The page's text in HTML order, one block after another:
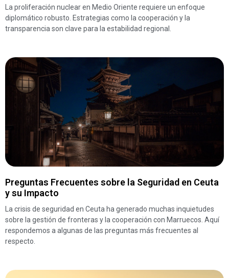
La proliferación nuclear en Medio Oriente requiere un enfoque
diplomático robusto. Estrategias como la cooperación y la
transparencia son clave para la estabilidad regional.
Preguntas Frecuentes sobre la Seguridad en Ceuta
y su Impacto
La crisis de seguridad en Ceuta ha generado muchas inquietudes
sobre la gestión de fronteras y la cooperación con Marruecos. Aquí
respondemos a algunas de las preguntas más frecuentes al
respecto.